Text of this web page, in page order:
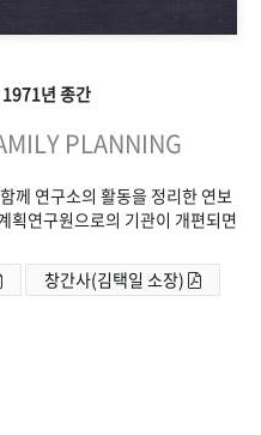
1971년 종간
PLANNING
께 연구소의 활동을 정리한 연보
획연구원으로의 기관이 개편되면
창간사(김택일 소장)